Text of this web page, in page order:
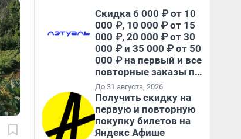
Скидка 6 000 ₽ от 10
000 ₽, 10 000 ₽ от 15
000 ₽, 20 000 ₽ от 30
000 ₽ и 35 000 ₽ от 50
000 ₽ на первый и все
повторные заказы по
промокоду НАБЕРИ
До 31 августа, 2026
Получить скидку на
первую и повторную
покупку билетов на
Яндекс Афише